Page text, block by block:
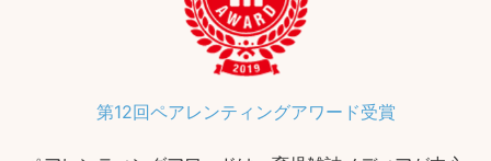
第12回ペアレンティングアワード受賞